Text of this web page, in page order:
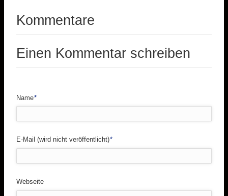
Kommentare
Einen Kommentar schreiben
Pflichtfeld
Name*
Pflichtfeld
E-Mail (wird nicht veröffentlicht)*
Webseite